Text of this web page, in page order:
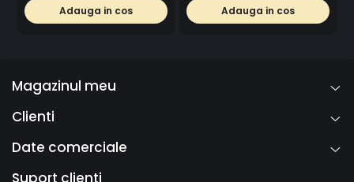
Adauga in cos
Control electronic, Argintiu
Adauga in cos
Magazinul meu
Clienti
Date comerciale